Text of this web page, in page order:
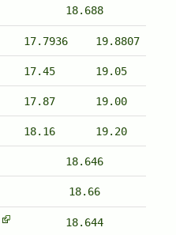
18.688
17.7936 19.8807
17.45 19.05
17.87 19.00
18.16 19.20
18.646
18.66
18.644